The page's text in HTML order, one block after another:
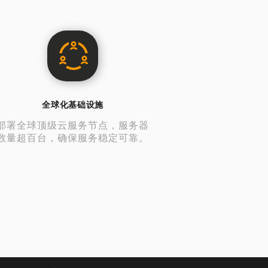
全球化基础设施
署全球顶级云服务节点，服务器
量超百台，确保服务稳定可靠。